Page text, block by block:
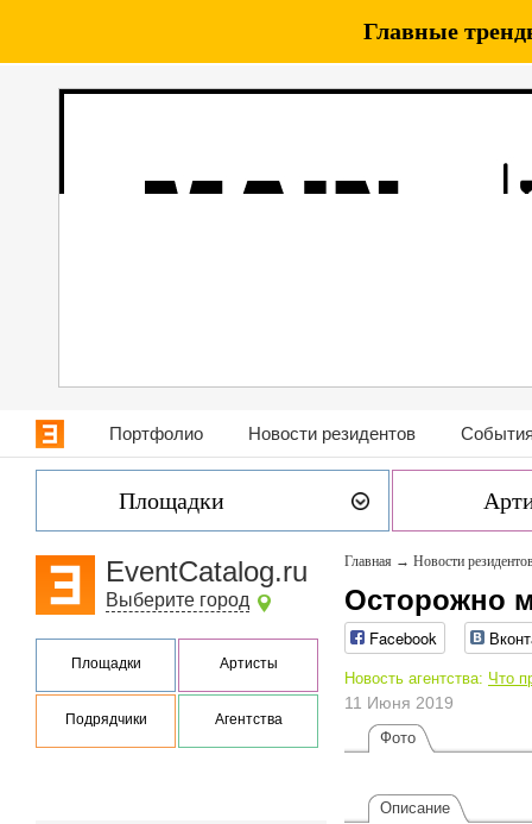
Главные
Портфолио Новости резидентов
Площадки
EventCatalog.ru
Выберите город
Площадки Артисты
Подрядчики Агентства
Главная → Новости
Осторожно
Facebook
Новость агентства: Что
11 Июня 2019
Фото
Описание